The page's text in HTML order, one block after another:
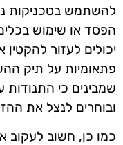
להשתמש בטכניקות
הפסד או שימוש
יכולים לעזור
פתאומיות על תיק
שמבינים כי התנודות
ובוחרים לנצל את
כמו כן, חשוב לעקוב